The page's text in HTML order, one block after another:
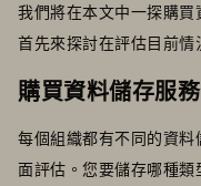
我們將在本文中一探購
首先來探討在評估目前情
購買資料儲存服
每個組織都有不同的資
面評估。您要儲存哪種類